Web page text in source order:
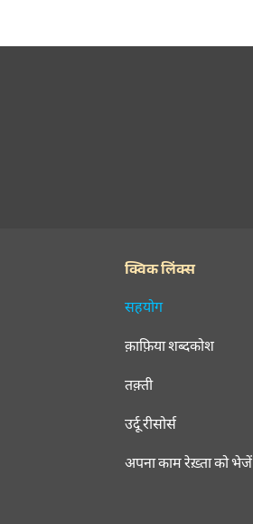
क्विक लिंक्स
सहयोग
क़ाफ़िया शब्दकोश
तक़्ती
उर्दू रीसोर्स
अपना काम रेख़्ता को भेजें